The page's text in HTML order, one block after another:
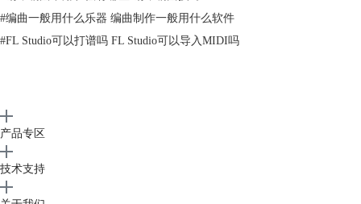
通过对比原始歌曲音波，可以看到开头已经设置为声音淡入逐渐增大的效
#编曲一般用什么乐器 编曲制作一般用什么软件
#FL Studio可以打谱吗 FL Studio可以导入MIDI吗
产品专区
技术支持